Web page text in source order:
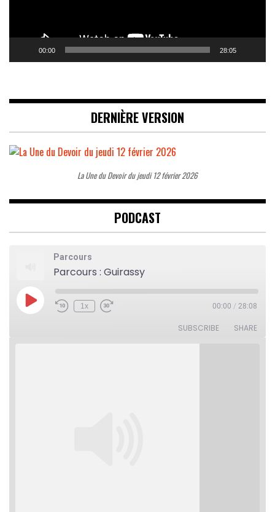
00:00 28:05
DERNIÈRE VERSION
La Une du Devoir du jeudi 12 février 2026
PODCAST
Parcours
Parcours : Guirassy
Play
Episode
Rewind
1x
Fast
00:00 / 28:08
SUBSCRIBE SHARE